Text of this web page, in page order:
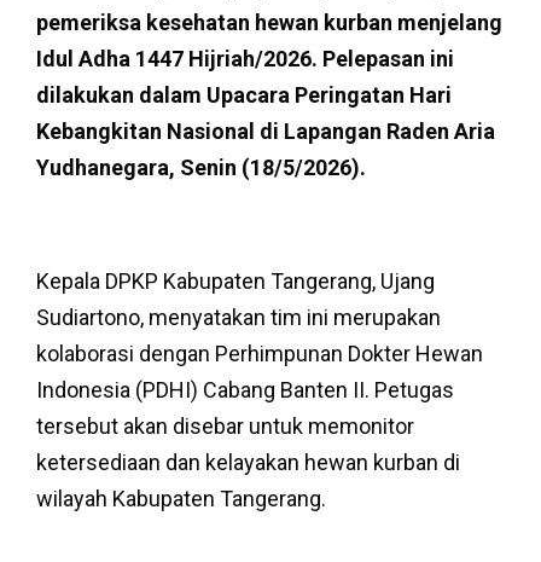
pemeriksa kesehatan hewan kurban menjelang
Idul Adha 1447 Hijriah/2026. Pelepasan ini
dilakukan dalam Upacara Peringatan Hari
Kebangkitan Nasional di Lapangan Raden Aria
Yudhanegara, Senin (18/5/2026).
Kepala DPKP Kabupaten Tangerang, Ujang
Sudiartono, menyatakan tim ini merupakan
kolaborasi dengan Perhimpunan Dokter Hewan
Indonesia (PDHI) Cabang Banten II. Petugas
tersebut akan disebar untuk memonitor
ketersediaan dan kelayakan hewan kurban di
wilayah Kabupaten Tangerang.